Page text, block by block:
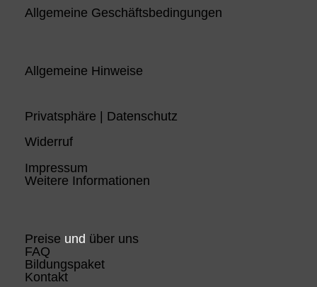
Allgemeine Geschäftsbedingungen
Allgemeine Hinweise
Privatsphäre | Datenschutz
Widerruf
Impressum
Weitere Informationen
Preise und über uns
FAQ
Bildungspaket
Kontakt